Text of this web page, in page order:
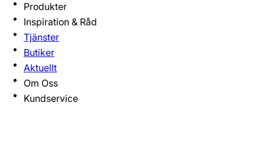
Produkter
Inspiration & Råd
Tjänster
Butiker
Aktuellt
Om Oss
Kundservice